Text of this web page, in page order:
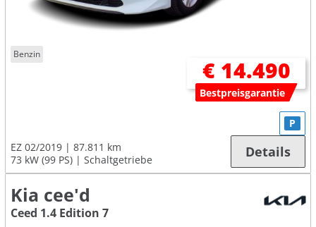
Benzin
€ 14.490
Bestpreisgarantie
EZ 02/2019
87.811 km
73 kW (99 PS)
Schaltgetriebe
P
Details
Kia cee'd
Ceed 1.4 Edition 7